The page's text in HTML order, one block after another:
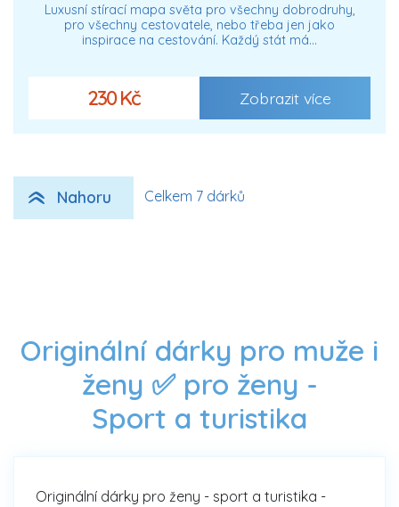
Luxusní stírací mapa světa pro všechny dobrodruhy,
pro všechny cestovatele, nebo třeba jen jako
inspirace na cestování. Každý stát má…
230 Kč Zobrazit více
Nahoru Celkem 7 dárků
Originální dárky pro muže i
ženy ✅ pro ženy -
Sport a turistika
Originální dárky pro ženy - sport a turistika -